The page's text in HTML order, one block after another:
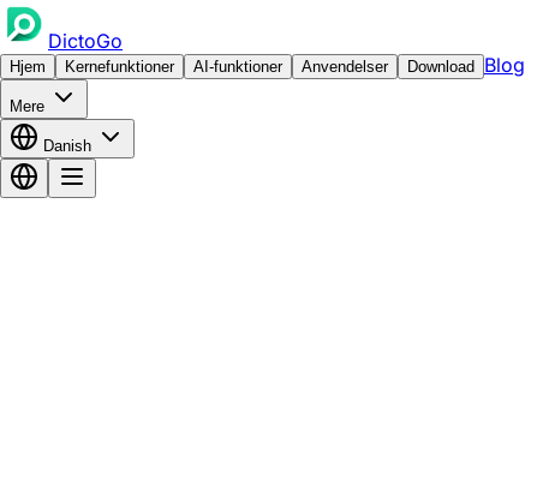
DictoGo
Hjem Kernefunktioner AI-funktioner Anvendelser Download Blog
Mere
Danish